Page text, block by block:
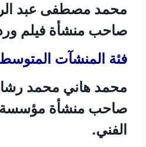
محمد مصطفى عبد
صاحب منشأة فيلم
فئة المنشآت
محمد هاني محمد
صاحب منشأة مؤسسة
الفني.